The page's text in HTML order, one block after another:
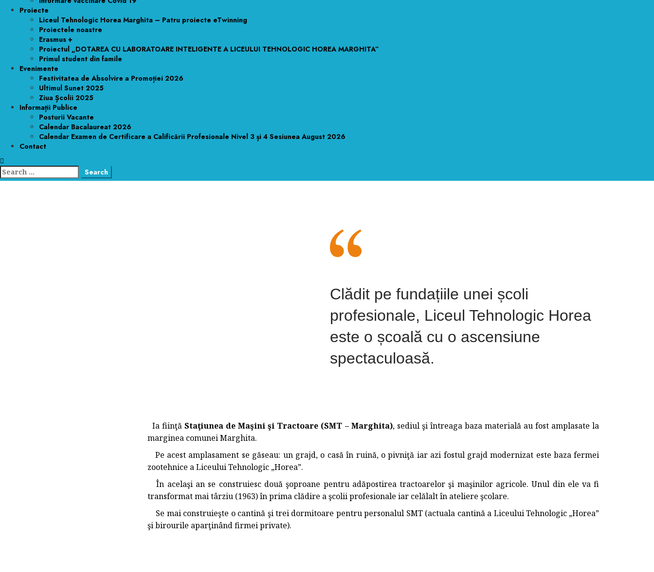
Proiecte
Liceul Tehnologic Horea Marghita – Patru proiecte eTwinning
Proiectele noastre
Erasmus +
Proiectul „DOTAREA CU LABORATOARE INTELIGENTE A LICEULUI TEHNOLOGIC HOREA MARGHITA”
Primul student din famile
Evenimente
Festivitatea de Absolvire a Promoției 2026
Ultimul Sunet 2025
Ziua Școlii 2025
Informații Publice
Posturii Vacante
Calendar Bacalaureat 2026
Calendar Examen de Certificare a Calificării Profesionale Nivel 3 și 4 Sesiunea August 2026
Contact
Clădit pe fundațiile unei școli
profesionale, Liceul Tehnologic Horea
este o școală cu o ascensiune
spectaculoasă.
Ia fiinţă Staţiunea de Maşini şi Tractoare (SMT – Marghita), sediul şi întreaga baza materială au fost amplasate la
marginea comunei Marghita.
Pe acest amplasament se găseau: un grajd, o casă în ruină, o pivniţă iar azi fostul grajd modernizat este baza fermei
zootehnice a Liceului Tehnologic „Horea”.
În acelaşi an se construiesc două şoproane pentru adăpostirea tractoarelor şi maşinilor agricole. Unul din ele va fi
transformat mai târziu (1963) în prima clădire a şcolii profesionale iar celălalt în ateliere şcolare.
Se mai construieşte o cantină şi trei dormitoare pentru personalul SMT (actuala cantină a Liceului Tehnologic „Horea”
şi birourile aparţinând firmei private).